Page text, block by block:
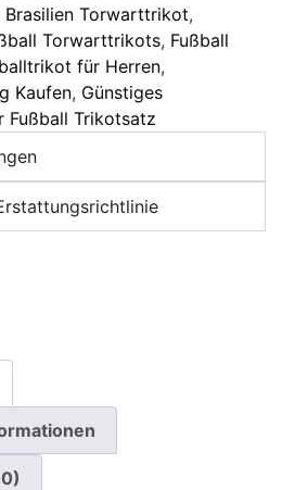
Brasilien Torwarttrikot,
Torwarttrikots, Fußball
für Herren,
Kaufen, Günstiges
Fußball Trikotsatz